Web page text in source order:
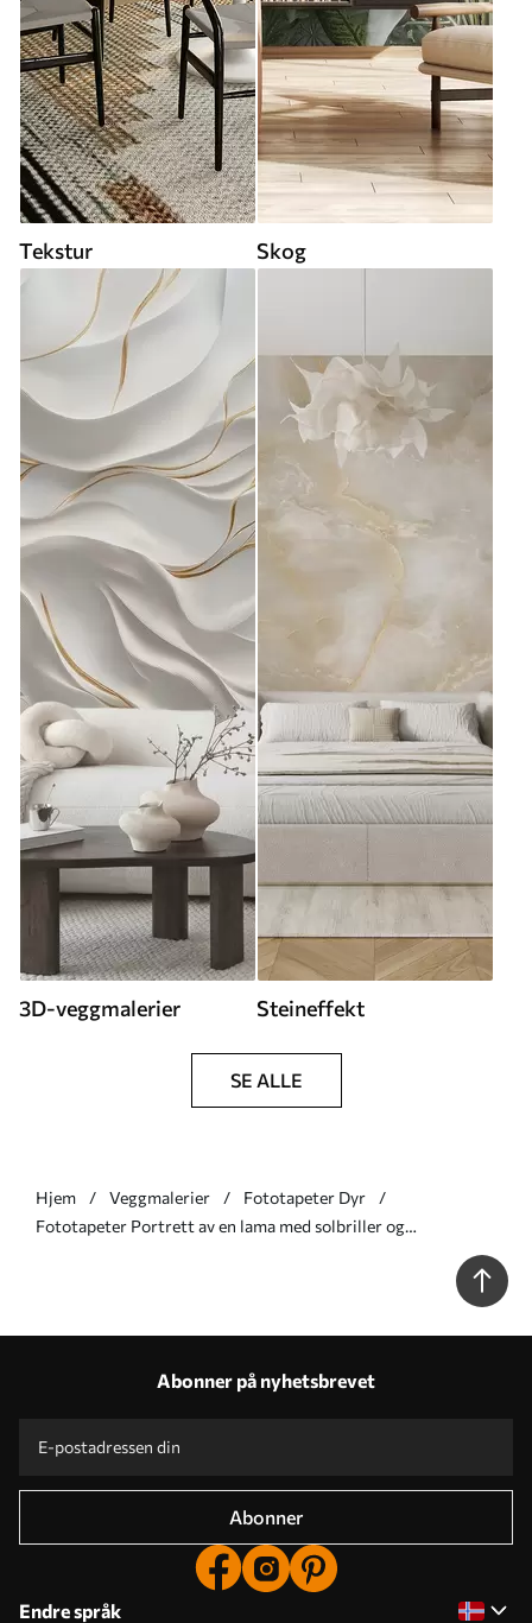
Tekstur Skog
3D-veggmalerier Steineffekt
SE ALLE
Hjem Veggmalerier
Fototapeter Dyr
Fototapeter Portrett av en lama med solbriller og
Abonner på nyhetsbrevet
Abonner
Endre språk